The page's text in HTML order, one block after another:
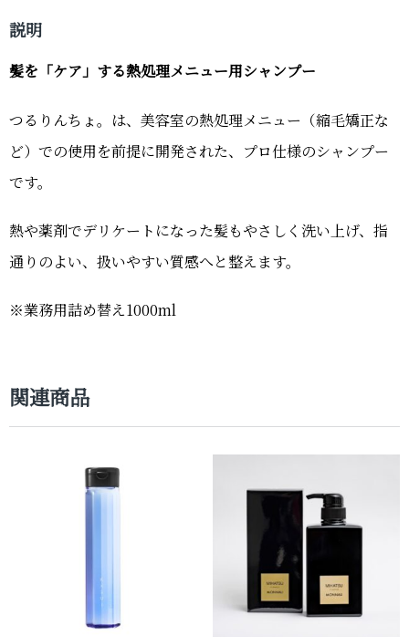
説明
髪を「ケア」する熱処理メニュー用シャンプー
つるりんちょ。は、美容室の熱処理メニュー（縮毛矯正な
ど）での使用を前提に開発された、プロ仕様のシャンプー
です。
熱や薬剤でデリケートになった髪もやさしく洗い上げ、指
通りのよい、扱いやすい質感へと整えます。
※業務用詰め替え1000ml
関連商品